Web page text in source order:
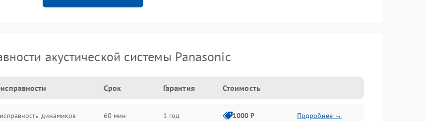
акустической системы Panasonic
Срок Гарантия Стоимость
динамиков 60 мин 1 год 1000 ₽ Подробнее →